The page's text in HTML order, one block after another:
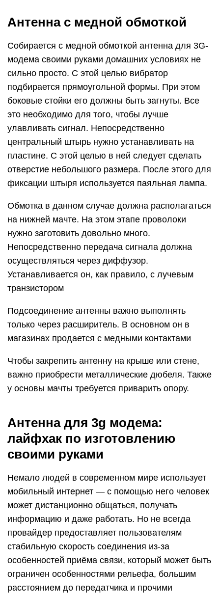
Антенна с медной обмоткой
Собирается с медной обмоткой антенна для 3G-
модема своими руками домашних условиях не
сильно просто. С этой целью вибратор
подбирается прямоугольной формы. При этом
боковые стойки его должны быть загнуты. Все
это необходимо для того, чтобы лучше
улавливать сигнал. Непосредственно
центральный штырь нужно устанавливать на
пластине. С этой целью в ней следует сделать
отверстие небольшого размера. После этого для
фиксации штыря используется паяльная лампа.
Обмотка в данном случае должна располагаться
на нижней мачте. На этом этапе проволоки
нужно заготовить довольно много.
Непосредственно передача сигнала должна
осуществляться через диффузор.
Устанавливается он, как правило, с лучевым
транзистором
Подсоединение антенны важно выполнять
только через расширитель. В основном он в
магазинах продается с медными контактами
Чтобы закрепить антенну на крыше или стене,
важно приобрести металлические дюбеля. Также
у основы мачты требуется приварить опору.
Антенна для 3g модема:
лайфхак по изготовлению
своими руками
Немало людей в современном мире использует
мобильный интернет — с помощью него человек
может дистанционно общаться, получать
информацию и даже работать. Но не всегда
провайдер предоставляет пользователям
стабильную скорость соединения из-за
особенностей приёма связи, который может быть
ограничен особенностями рельефа, большим
расстоянием до передатчика и прочими